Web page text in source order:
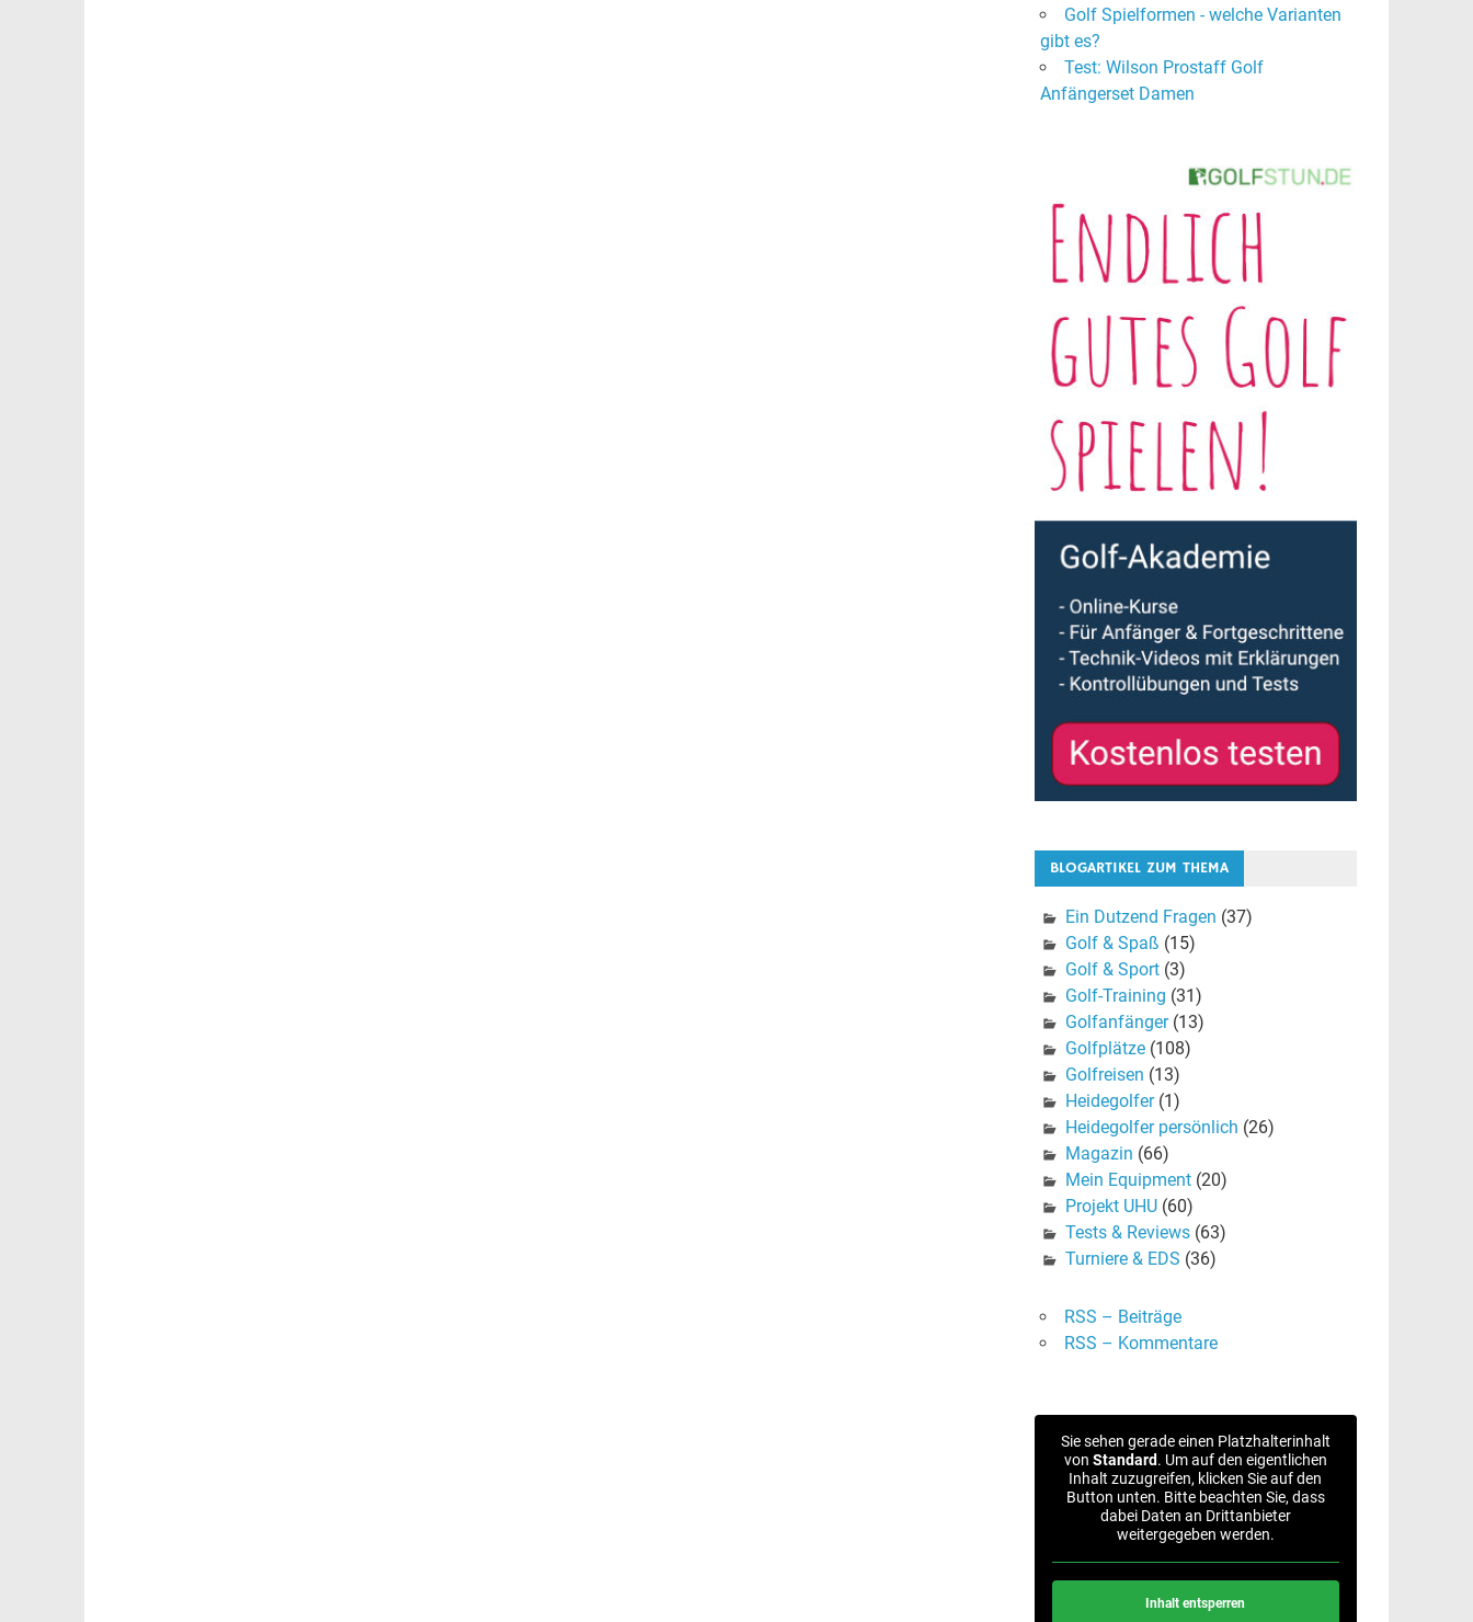
Golf Spielformen - welche Varianten
gibt es?
Test: Wilson Prostaff Golf
Anfängerset Damen
BLOGARTIKEL ZUM THEMA
Ein Dutzend Fragen (37)
Golf & Spaß (15)
Golf & Sport(3)
Golf-Training (31)
Golfanfänger(13)
Golfplätze(108)
Golfreisen (13)
Heidegolfer(1)
Heidegolfer persönlich (26)
Magazin (66)
Mein Equipment(20)
Projekt UHU(60)
Tests & Reviews(63)
Turniere & EDS (36)
RSS – Beiträge
RSS – Kommentare
Sie sehen gerade einen Platzhalterinhalt
von Standard. Um auf den eigentlichen
Inhalt zuzugreifen, klicken Sie auf den
Button unten. Bitte beachten Sie, dass
dabei Daten an Drittanbieter
weitergegeben werden.
Inhalt entsperren